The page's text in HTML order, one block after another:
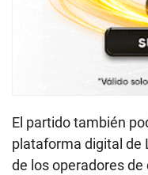
El partido también
plataforma digital de
de los operadores de